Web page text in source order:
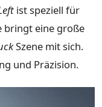
ist speziell für
bringt eine große
Szene mit sich.
und Präzision.